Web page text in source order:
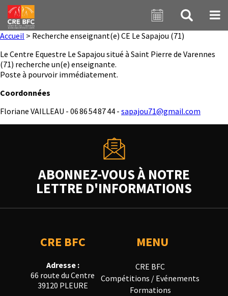
Aller au contenu principal
Accueil > Recherche enseignant(e) CE Le Sapajou (71)
Le Centre Equestre Le Sapajou situé à Saint Pierre de Varennes
(71) recherche un(e) enseignante.
Poste à pourvoir immédiatement.
Coordonnées
Floriane VAILLEAU - 06 86 54 87 44 - sapajou71@gmail.com
ABONNEZ-VOUS À NOTRE
LETTRE D'INFORMATIONS
CRE BFC
Adresse :
66 route du Centre
39120 PLEURE
MENU
CRE BFC
Compétitions / Evénements
Formations